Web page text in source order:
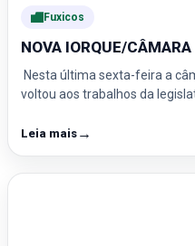
Fuxicos
NOVA IORQUE/
Nesta última sexta-feira a
voltou aos trabalhos da
Leia mais →